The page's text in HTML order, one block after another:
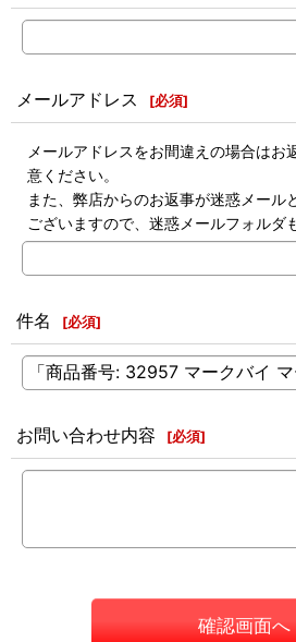
メールアドレス [必須]
メールアドレスをお間違えの場合はお
意ください。
また、弊店からのお返事が迷惑メール
ございますので、迷惑メールフォルダ
件名 [必須]
お問い合わせ内容 [必須]
確認画面へ